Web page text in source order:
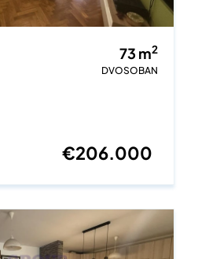
73 m2
DVOSOBAN
€206.000